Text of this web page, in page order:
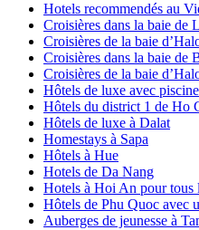
Hotels recommendés au
Croisières dans la baie de
Croisières de la baie
Croisières dans la baie de
Croisières de la baie
Hôtels de luxe avec
Hôtels du district 1 de Ho
Hôtels de luxe à Dalat
Homestays à Sapa
Hôtels à Hue
Hotels de Da Nang
Hotels à Hoi An pour tous
Hôtels de Phu Quoc avec
Auberges de jeunesse à